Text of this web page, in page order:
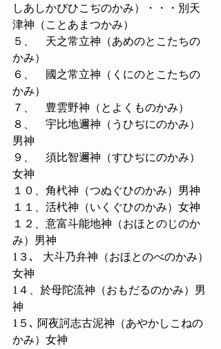
しあしかびひこぢのかみ）・・・別天
津神（ことあまつかみ）
５、　天之常立神（あめのとこたちの
かみ）
６、　國之常立神（くにのとこたちの
かみ）
７、　豊雲野神（とよくものかみ）
８、　宇比地邇神（うひぢにのかみ）
男神
９、　須比智邇神（すひぢにのかみ）
女神
１０、角杙神（つぬぐひのかみ）男神
１１、活杙神（いくぐひのかみ）女神
１２、意富斗能地神（おほとのじのか
み）男神
1３､   大斗乃弁神（おほとのべのかみ）
女神
1４、於母陀流神（おもだるのかみ）男
神
1５､ 阿夜訶志古泥神（あやかしこねの
かみ）女神